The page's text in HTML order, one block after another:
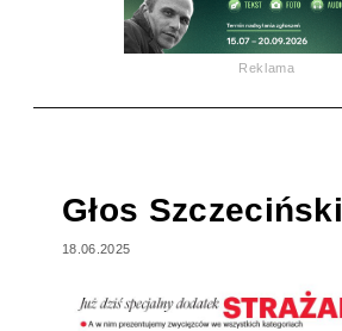
Reklama
Głos Szczeciński
18.06.2025